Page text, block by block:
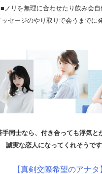
■ノリを無理に合わせたり飲み会自
セージのやり取りで会うまでに
手同士なら、付き合っても浮気と
誠実な恋人になってくれそうで
【真剣交際希望のアナタ